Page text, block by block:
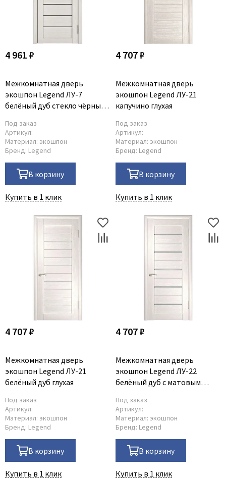
4 961 ₽
Межкомнатная дверь
экошпон Legend ЛУ-7
белёный дуб стекло чёрный
Под заказ
Артикул:
Материал: экошпон
Бренд: Legend
В корзину
Купить в 1 клик
4 707 ₽
Межкомнатная дверь
экошпон Legend ЛУ-21
капучино глухая
Под заказ
Артикул:
Материал: экошпон
Бренд: Legend
В корзину
Купить в 1 клик
4 707 ₽
Межкомнатная дверь
экошпон Legend ЛУ-21
белёный дуб глухая
Под заказ
Артикул:
Материал: экошпон
Бренд: Legend
В корзину
Купить в 1 клик
4 707 ₽
Межкомнатная дверь
экошпон Legend ЛУ-22
белёный дуб с матовым
Под заказ
Артикул:
Материал: экошпон
Бренд: Legend
В корзину
Купить в 1 клик